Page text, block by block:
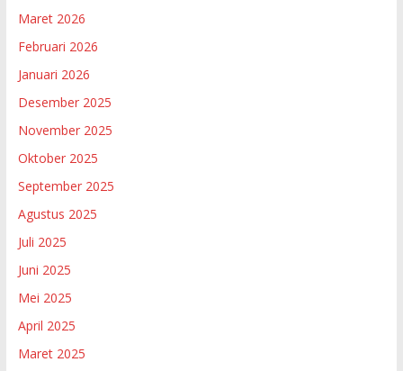
Maret 2026
Februari 2026
Januari 2026
Desember 2025
November 2025
Oktober 2025
September 2025
Agustus 2025
Juli 2025
Juni 2025
Mei 2025
April 2025
Maret 2025